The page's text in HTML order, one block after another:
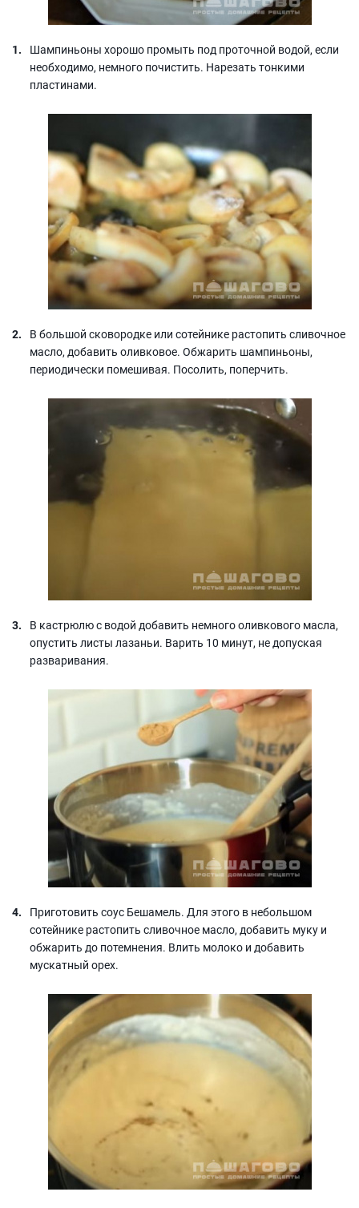
Шампиньоны хорошо промыть под проточной водой, если
необходимо, немного почистить. Нарезать тонкими
пластинами.
В большой сковородке или сотейнике растопить сливочное
масло, добавить оливковое. Обжарить шампиньоны,
периодически помешивая. Посолить, поперчить.
В кастрюлю с водой добавить немного оливкового масла,
опустить листы лазаньи. Варить 10 минут, не допуская
разваривания.
Приготовить соус Бешамель. Для этого в небольшом
сотейнике растопить сливочное масло, добавить муку и
обжарить до потемнения. Влить молоко и добавить
мускатный орех.